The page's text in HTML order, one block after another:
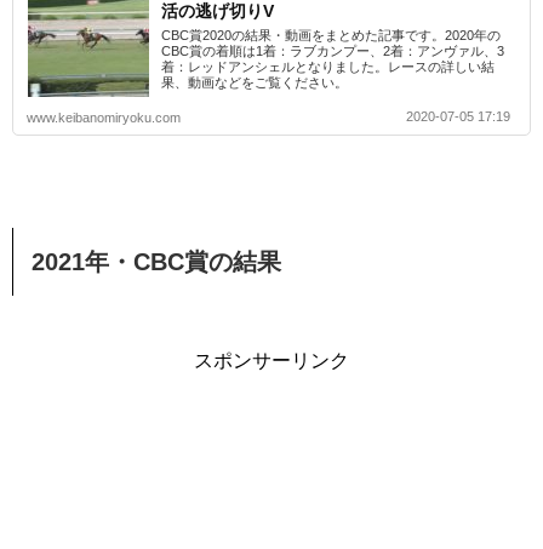
活の逃げ切りV
CBC賞2020の結果・動画をまとめた記事です。2020年の
CBC賞の着順は1着：ラブカンプー、2着：アンヴァル、3
着：レッドアンシェルとなりました。レースの詳しい結
果、動画などをご覧ください。
www.keibanomiryoku.com 2020-07-05 17:19
2021年・CBC賞の結果
スポンサーリンク